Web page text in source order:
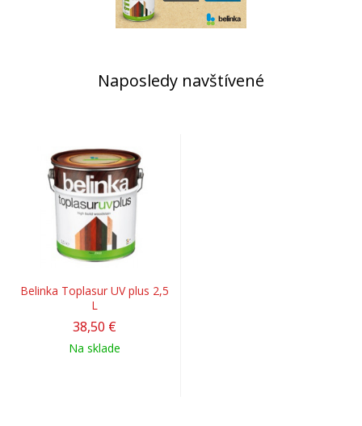
Naposledy navštívené
Belinka Toplasur UV plus 2,5
L
38,50 €
Na sklade